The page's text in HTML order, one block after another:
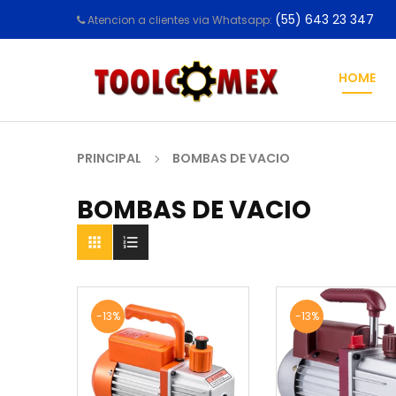
Atencion a clientes via Whatsapp: (55) 643 23 347
HOME
PRINCIPAL BOMBAS DE VACIO
BOMBAS DE VACIO
 
-13% -13%